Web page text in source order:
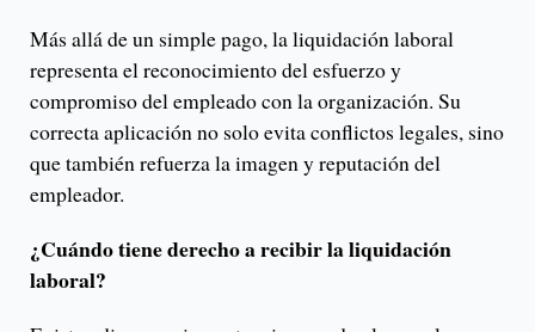
Más allá de un simple pago, la liquidación laboral
representa el reconocimiento del esfuerzo y
compromiso del empleado con la organización. Su
correcta aplicación no solo evita conflictos legales, sino
que también refuerza la imagen y reputación del
empleador.
¿Cuándo tiene derecho a recibir la liquidación
laboral?